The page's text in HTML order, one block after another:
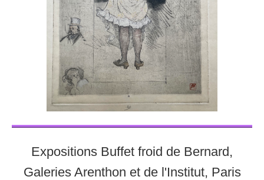
Expositions Buffet froid de Bernard,
Galeries Arenthon et de l'Institut, Paris